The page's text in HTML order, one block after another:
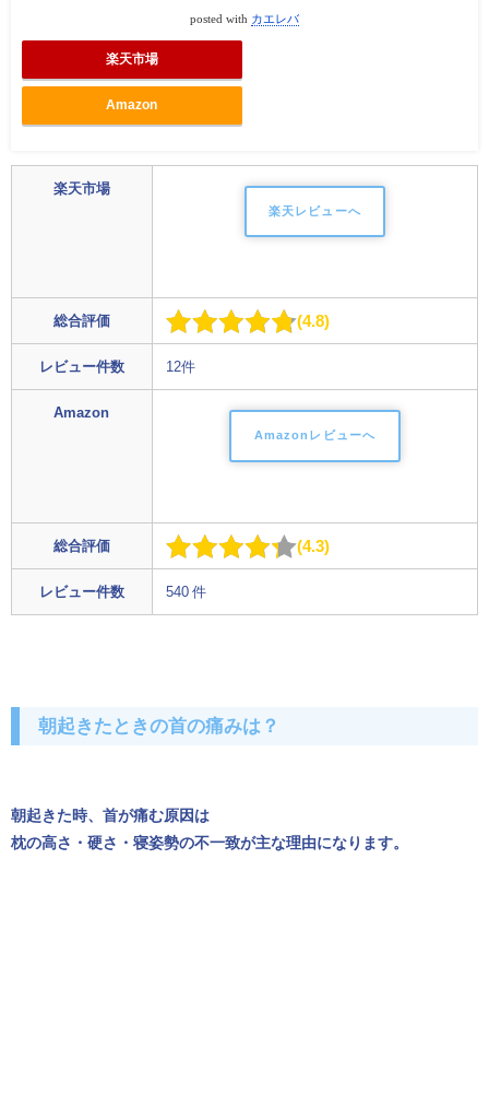
posted with カエレバ
楽天市場
Amazon
楽天市場
楽天レビューへ
総合評価 4.8
レビュー件数 12件
Amazon
Amazonレビューへ
総合評価 4.3
レビュー件数 540 件
朝起きたときの首の痛みは？
朝起きた時、首が痛む原因は
枕の高さ・硬さ・寝姿勢の不一致が主な理由になります。